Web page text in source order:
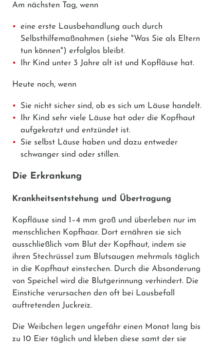
Am nächsten Tag, wenn
eine erste Lausbehandlung auch durch
Selbsthilfemaßnahmen (siehe "Was Sie als Eltern
tun können") erfolglos bleibt.
Ihr Kind unter 3 Jahre alt ist und Kopfläuse hat.
Heute noch, wenn
Sie nicht sicher sind, ob es sich um Läuse handelt.
Ihr Kind sehr viele Läuse hat oder die Kopfhaut
aufgekratzt und entzündet ist.
Sie selbst Läuse haben und dazu entweder
schwanger sind oder stillen.
Die Erkrankung
Krankheitsentstehung und Übertragung
Kopfläuse sind 1–4 mm groß und überleben nur im
menschlichen Kopfhaar. Dort ernähren sie sich
ausschließlich vom Blut der Kopfhaut, indem sie
ihren Stechrüssel zum Blutsaugen mehrmals täglich
in die Kopfhaut einstechen. Durch die Absonderung
von Speichel wird die Blutgerinnung verhindert. Die
Einstiche verursachen den oft bei Lausbefall
auftretenden Juckreiz.
Die Weibchen legen ungefähr einen Monat lang bis
zu 10 Eier täglich und kleben diese samt der sie